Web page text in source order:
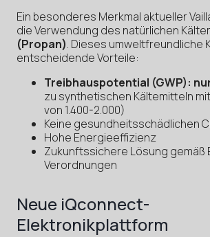
Ein besonderes Merkmal aktueller
die Verwendung des natürlichen
(Propan). Dieses umweltfreundliche
entscheidende Vorteile:
Treibhauspotential (GWP):
zu synthetischen Kältemitteln
von 1.400-2.000)
Keine gesundheitsschädlichen
Hohe Energieeffizienz
Zukunftssichere Lösung gemäß
Verordnungen
Neue iQconnect-
Elektronikplattform